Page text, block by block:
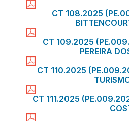
CT 108.2025
CT 109.2025
PEREIRA
CT 110.2025
CT 111.2025